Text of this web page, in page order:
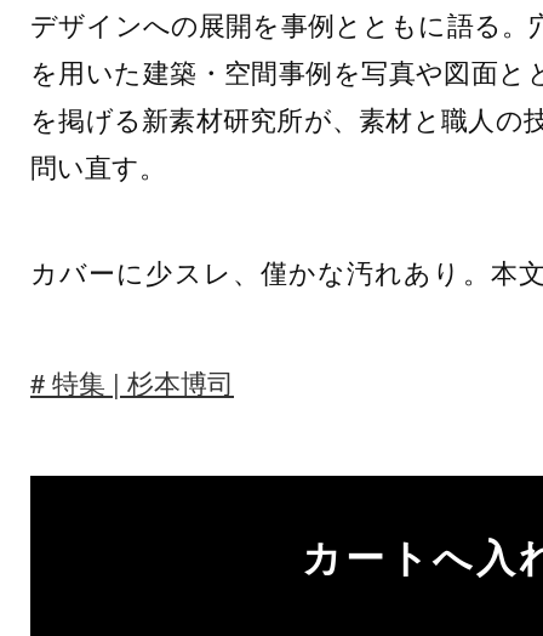
デザインへの展開を事例とともに語る。
を用いた建築・空間事例を写真や図面と
を掲げる新素材研究所が、素材と職人の
問い直す。
カバーに少スレ、僅かな汚れあり。本
特集 | 杉本博司